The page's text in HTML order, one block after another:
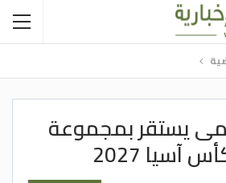
يستقر بمجموعة
2027